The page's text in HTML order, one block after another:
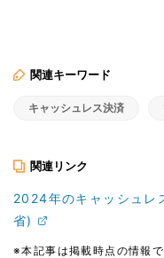
関連キーワード
キャッシュレス決済
関連リンク
2024年のキャッシュレ
省)
※本記事は掲載時点の情報